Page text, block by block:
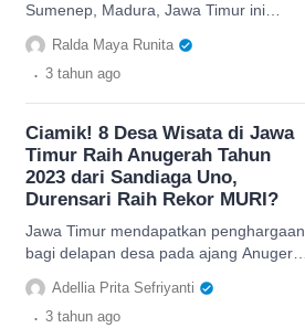
Sumenep, Madura, Jawa Timur ini
berhasil meraih juara ADWI 2022, Rekor
MURI, serta dinoatkan UNESCO ...
Ralda Maya Runita
. 3 tahun ago
Ciamik! 8 Desa Wisata di Jawa
Timur Raih Anugerah Tahun
2023 dari Sandiaga Uno,
Durensari Raih Rekor MURI?
Jawa Timur mendapatkan penghargaan
bagi delapan desa pada ajang Anugerah
Desa Wisata Indonesia di tahun 2023,
berikut 8 desa wisatanya
Adellia Prita Sefriyanti
. 3 tahun ago